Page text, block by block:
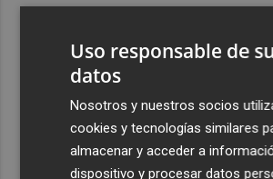
Uso responsable de
datos
Nosotros y nuestros socios
cookies y tecnologías similares
almacenar y acceder a
dispositivo y procesar datos